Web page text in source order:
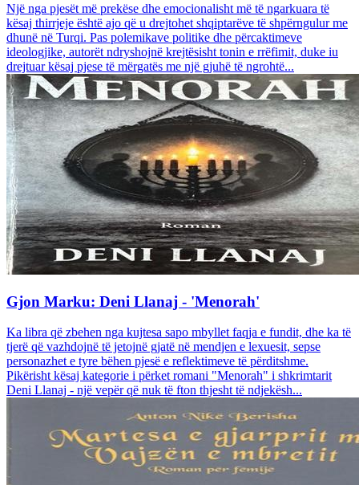
Një nga pjesët më prekëse dhe emocionalisht më të ngarkuara të
kësaj thirrjeje është ajo që u drejtohet shqiptarëve të shpërngulur me
dhunë në Turqi. Pas polemikave politike dhe përcaktimeve
ideologjike, autorët ndryshojnë krejtësisht tonin e rrëfimit, duke iu
drejtuar kësaj pjese të mërgatës me një gjuhë të ngrohtë...
Gjon Marku: Deni Llanaj - 'Menorah'
Ka libra që zbehen nga kujtesa sapo mbyllet faqja e fundit, dhe ka të
tjerë që vazhdojnë të jetojnë gjatë në mendjen e lexuesit, sepse
personazhet e tyre bëhen pjesë e reflektimeve të përditshme.
Pikërisht kësaj kategorie i përket romani "Menorah" i shkrimtarit
Deni Llanaj - një vepër që nuk të fton thjesht të ndjekësh...